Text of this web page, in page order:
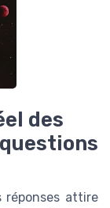
des
réponses attire